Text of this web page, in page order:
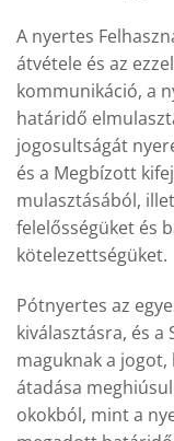
A nyertes
átvétele és az
kommunikáció, a
határidő
jogosultságát
és a Megbízott
mulasztásából,
felelősségüket és
kötelezettségüket.
Pótnyertes az
kiválasztásra, és
maguknak a
átadása
okokból, mint a